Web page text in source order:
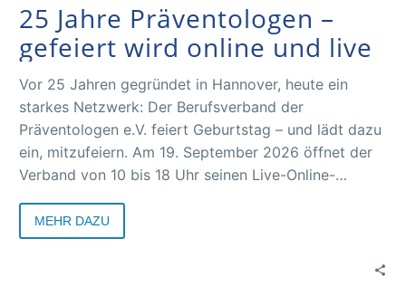
25 Jahre Präventologen –
gefeiert wird online und live
Vor 25 Jahren gegründet in Hannover, heute ein
starkes Netzwerk: Der Berufsverband der
Präventologen e.V. feiert Geburtstag – und lädt dazu
ein, mitzufeiern. Am 19. September 2026 öffnet der
Verband von 10 bis 18 Uhr seinen Live-Online-
und bequem per Zoom von jedem Schreibtisch aus
zu erreichen.
MEHR DAZU